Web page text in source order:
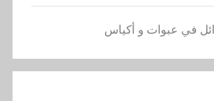
في عبوات و أكياس